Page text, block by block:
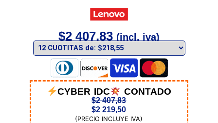
$2 407,83 (incl. iva)
CYBER IDC CONTADO
$2 407,83
$2 219,50
(PRECIO INCLUYE IVA)